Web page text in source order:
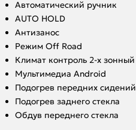
Автоматический ручник
AUTO HOLD
Антизанос
Режим Off Road
Климат контроль 2-х зонный
Мультимедиа Android
Подогрев передних сидений
Подогрев заднего стекла
Обдув переднего стекла